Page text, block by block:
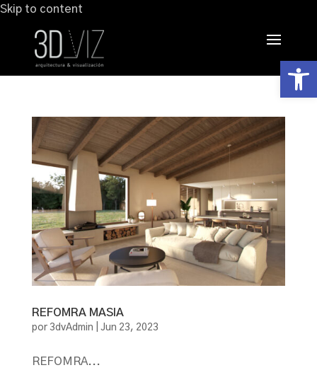
Skip to content
Abrir
REFOMRA MASIA
por 3dvAdmin Jun 23, 2023
REFOMRA...